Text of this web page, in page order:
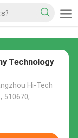
Technology
Hi-Tech
510670,